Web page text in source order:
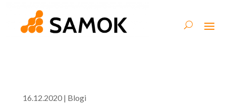
16.12.2020| Blogi